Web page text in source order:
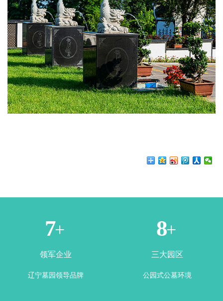
1+
领军企业
辽宁墓园领导品牌
3+
三大园区
公园式公墓环境